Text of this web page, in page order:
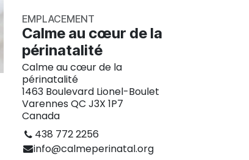
EMPLACEMENT
Calme au cœur de la
périnatalité
Calme au cœur de la
périnatalité
1463 Boulevard Lionel-Boulet
Varennes QC J3X 1P7
Canada
438 772 2256
info@calmeperinatal.org